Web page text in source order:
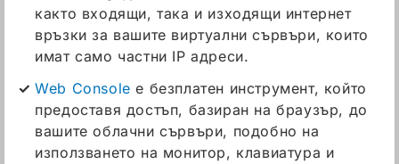
както входящи, така и изходящи интернет
връзки за вашите виртуални сървъри, които
имат само частни IP адреси.
Web Console е безплатен инструмент, който
предоставя достъп, базиран на браузър, до
вашите облачни сървъри, подобно на
използването на монитор, клавиатура и